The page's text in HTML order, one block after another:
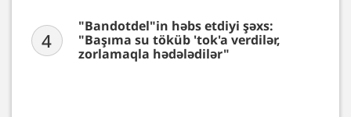
4
"Bandotdel"in həbs etdiyi şəxs:
"Başıma su töküb 'tok'a verdilər,
zorlamaqla hədələdilər"